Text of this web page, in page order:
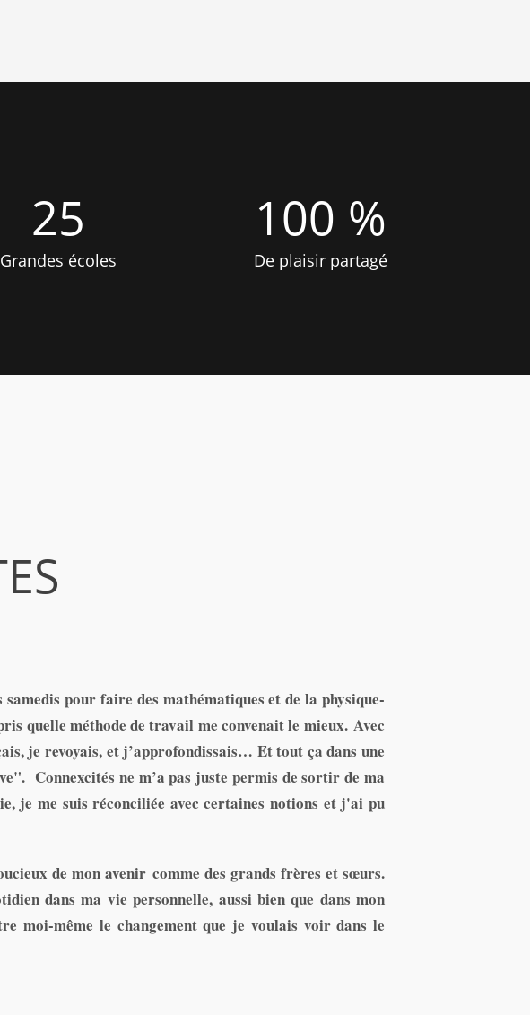
25
Grandes écoles
100 %
De plaisir partagé
pour faire des mathématiques et de la physique-
quelle méthode de travail me convenait le mieux. Avec
je revoyais, et j’approfondissais… Et tout ça dans une
Connexcités ne m’a pas juste permis de sortir de ma
je me suis réconciliée avec certaines notions et j'ai pu
de mon avenir comme des grands frères et sœurs.
dans ma vie personnelle, aussi bien que dans mon
moi-même le changement que je voulais voir dans le